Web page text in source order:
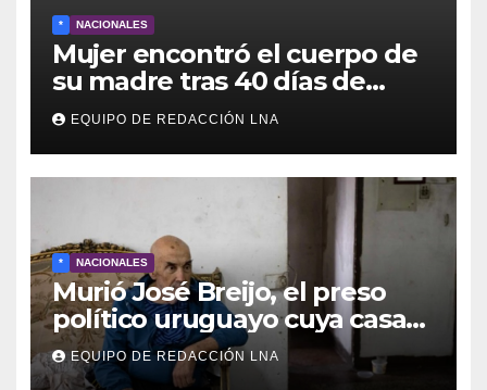
* NACIONALES
Mujer encontró el cuerpo de
su madre tras 40 días de
búsqueda en Tanaguarena
EQUIPO DE REDACCIÓN LNA
* NACIONALES
Murió José Breijo, el preso
político uruguayo cuya casa
fue invadida por un
funcionario del GOES
EQUIPO DE REDACCIÓN LNA